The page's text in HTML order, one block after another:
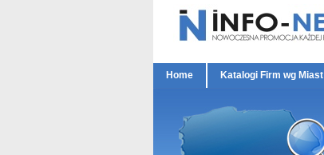
Home Katalogi Firm wg Miast